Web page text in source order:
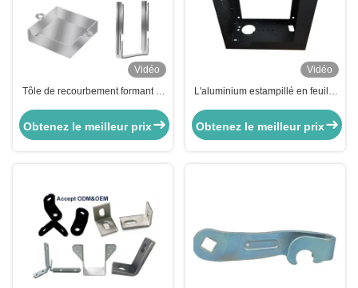
Vidéo
Tôle de recourbement formant le
brossage en métal d'acier
inoxydable de pièces
Obtenez le meilleur prix
Vidéo
L'aluminium estampillé en feuille
fabrication, revêtement en poudre
Obtenez le meilleur prix